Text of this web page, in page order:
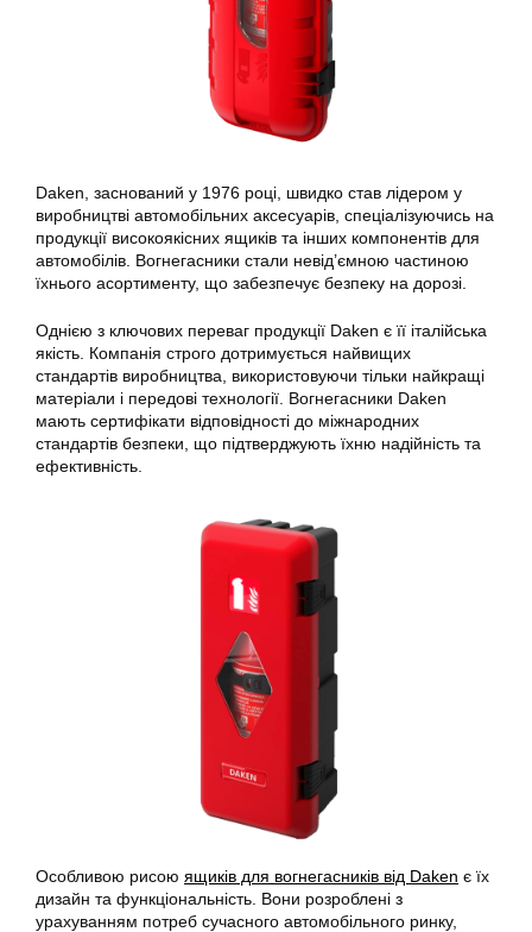
Daken, заснований у 1976 році, швидко став лідером у
виробництві автомобільних аксесуарів, спеціалізуючись на
продукції високоякісних ящиків та інших компонентів для
автомобілів. Вогнегасники стали невід’ємною частиною
їхнього асортименту, що забезпечує безпеку на дорозі.
Однією з ключових переваг продукції Daken є її італійська
якість. Компанія строго дотримується найвищих
стандартів виробництва, використовуючи тільки найкращі
матеріали і передові технології. Вогнегасники Daken
мають сертифікати відповідності до міжнародних
стандартів безпеки, що підтверджують їхню надійність та
ефективність.
Особливою рисою ящиків для вогнегасників від Daken є їх
дизайн та функціональність. Вони розроблені з
урахуванням потреб сучасного автомобільного ринку,